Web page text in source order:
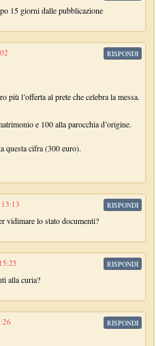
15 giorni dalle pubblicazione
più l’offerta al prete che celebra la messa.
e 100 alla parocchia d’origine.
questa cifra (300 euro).
RISPONDI
vidimare lo stato documenti?
RISPONDI
alla curia?
RISPONDI
RISPONDI